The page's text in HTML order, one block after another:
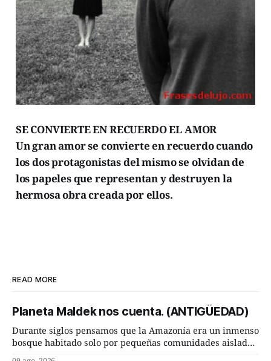
SE CONVIERTE EN RECUERDO EL AMOR
Un gran amor se convierte en recuerdo cuando
los dos protagonistas del mismo se olvidan de
los papeles que representan y destruyen la
hermosa obra creada por ellos.
READ MORE
Planeta Maldek nos cuenta. (ANTIGÜEDAD)
Durante siglos pensamos que la Amazonía era un inmenso
bosque habitado solo por pequeñas comunidades aisladas.